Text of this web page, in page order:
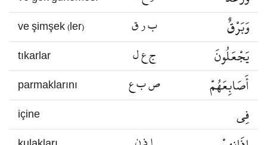
ve şimşek (ler) ب ر ق وَبَرْقٌ
tıkarlar ج ع ل يَجْعَلُونَ
parmaklarını ص ب ع أَصَابِعَهُمْ
içine فِي